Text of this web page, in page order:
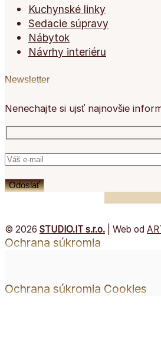
Kuchynské linky
Sedacie súpravy
Nábytok
Návrhy interiéru
Newsletter
Nenechajte si ujsť najnovšie
© 2026 STUDIO.IT s.r.o. | Web od
Ochrana súkromia
Ochrana súkromia Cookies